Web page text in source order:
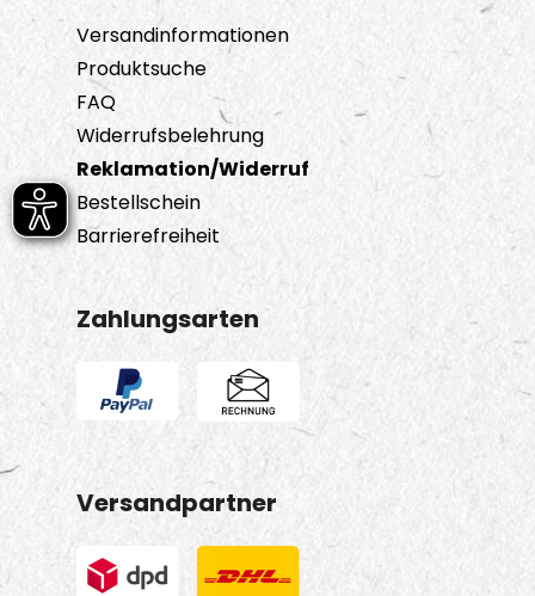
Versandinformationen
Produktsuche
FAQ
Widerrufsbelehrung
Reklamation/Widerruf
Bestellschein
Barrierefreiheit
Zahlungsarten
Versandpartner